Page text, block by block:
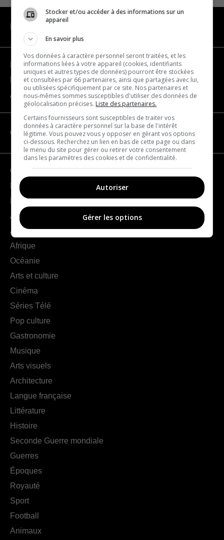
Devenir partenaire
Nous joindre
À propos
CATÉGORIES
Géographie
France
Europe
Amériques
Asie
Afrique
Océanie
Arts et culture
Cinéma
Séries Télé
Pop culture
Gastronomie
Musique
Arts visuels
Architecture
Langue française
Littérature
Histoire
Seconde Guerre mondiale
Guerres
Époques
Royauté
Sport
Football
Animaux
Stocker et/ou accéder à des informations sur un
appareil
En savoir plus
Vos données à caractère personnel seront traitées, et les
informations liées à votre appareil (cookies, identifiants
uniques et autres types de données) pourront être stockées
et consultées par 66 partenaires, ainsi que partagées avec lui,
ou utilisées spécifiquement par ce site. Nos partenaires et
nous-mêmes sommes susceptibles d'utiliser des données de
géolocalisation précises. Liste des partenaires.
Certains fournisseurs sont susceptibles de traiter vos
données à caractère personnel sur la base de l'intérêt
légitime. Vous pouvez vous y opposer en gérant vos options
ci-dessous. Recherchez un lien en bas de cette page ou dans
le menu du site pour gérer ou retirer votre consentement
dans les paramètres des cookies et de confidentialité.
Autoriser
Gérer les options